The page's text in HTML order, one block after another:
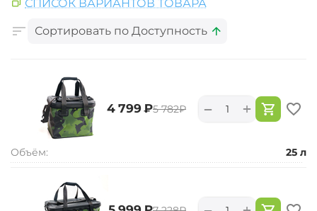
СПИСОК ВАРИАНТОВ ТОВАРА
Сортировать по Доступность
‍4 799‍ ₽‍5 782‍₽ +
−
Объём: 25 л